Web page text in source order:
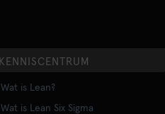
KENNISCENTRUM
Wat is Lean?
Wat is Lean Six Sigma